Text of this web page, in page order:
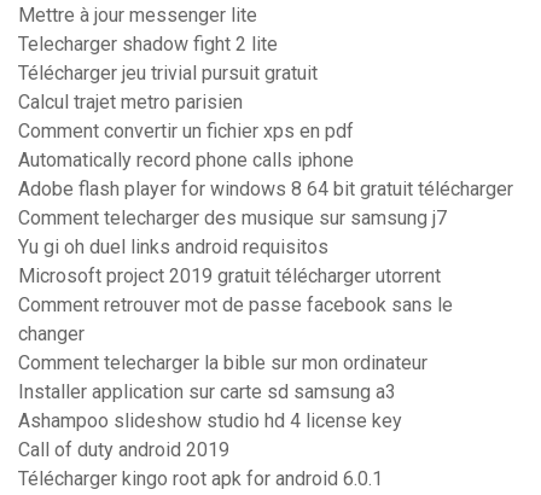
Mettre à jour messenger lite
Telecharger shadow fight 2 lite
Télécharger jeu trivial pursuit gratuit
Calcul trajet metro parisien
Comment convertir un fichier xps en pdf
Automatically record phone calls iphone
Adobe flash player for windows 8 64 bit gratuit télécharger
Comment telecharger des musique sur samsung j7
Yu gi oh duel links android requisitos
Microsoft project 2019 gratuit télécharger utorrent
Comment retrouver mot de passe facebook sans le
changer
Comment telecharger la bible sur mon ordinateur
Installer application sur carte sd samsung a3
Ashampoo slideshow studio hd 4 license key
Call of duty android 2019
Télécharger kingo root apk for android 6.0.1